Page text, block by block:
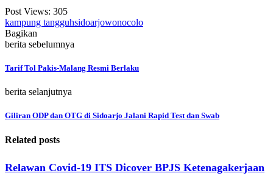
Post Views: 305
kampung tangguhsidoarjowonocolo
Bagikan
berita sebelumnya
Tarif Tol Pakis-Malang Resmi Berlaku
berita selanjutnya
Giliran ODP dan OTG di Sidoarjo Jalani Rapid Test dan Swab
Related posts
Relawan Covid-19 ITS Dicover BPJS Ketenagakerjaan